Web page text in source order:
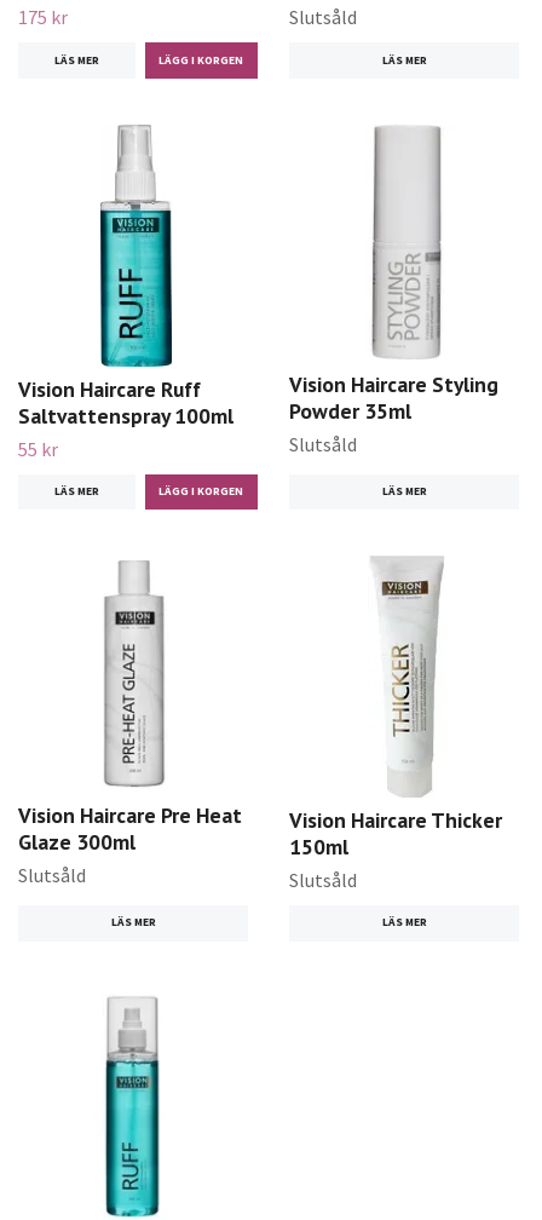
175 kr
LÄS MER
Slutsåld
LÄS MER
Vision Haircare Ruff
Saltvattenspray 100ml
55 kr
LÄS MER
Vision Haircare Styling
Powder 35ml
Slutsåld
LÄS MER
Vision Haircare Pre Heat
Glaze 300ml
Slutsåld
LÄS MER
Vision Haircare Thicker
150ml
Slutsåld
LÄS MER